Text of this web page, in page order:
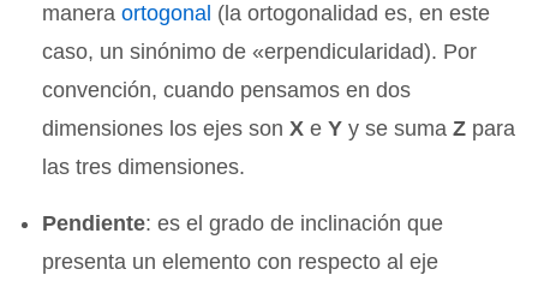
maneraortogonal (la ortogonalidad es, en este
caso, un sinónimo de «erpendicularidad). Por
convención, cuando pensamos en dos
dimensiones los ejes sonX eY y se sumaZ para
las tres dimensiones.
Pendiente: es el grado de inclinación que
presenta un elemento con respecto al eje